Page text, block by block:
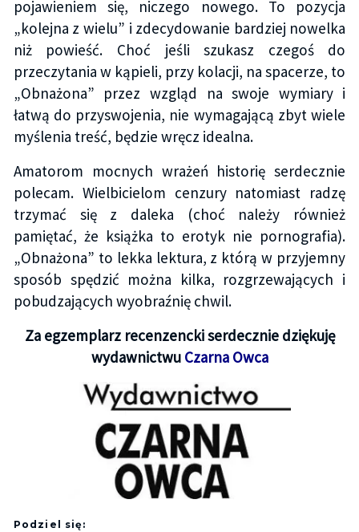
pojawieniem się, niczego nowego. To pozycja
„kolejna z wielu” i zdecydowanie bardziej nowelka
niż powieść. Choć jeśli szukasz czegoś do
przeczytania w kąpieli, przy kolacji, na spacerze, to
„Obnażona” przez wzgląd na swoje wymiary i
łatwą do przyswojenia, nie wymagającą zbyt wiele
myślenia treść, będzie wręcz idealna.
Amatorom mocnych wrażeń historię serdecznie
polecam. Wielbicielom cenzury natomiast radzę
trzymać się z daleka (choć należy również
pamiętać, że książka to erotyk nie pornografia).
„Obnażona” to lekka lektura, z którą w przyjemny
sposób spędzić można kilka, rozgrzewających i
pobudzających wyobraźnię chwil.
Za egzemplarz recenzencki serdecznie dziękuję
wydawnictwu Czarna Owca
Podziel się: